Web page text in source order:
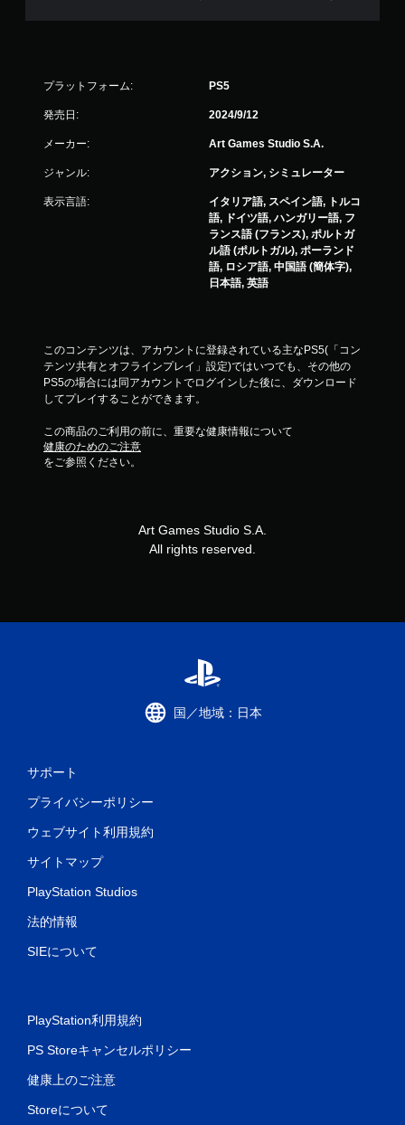
プラットフォーム: PS5
発売日: 2024/9/12
メーカー: Art Games Studio S.A.
ジャンル: アクション, シミュレーター
表示言語:
イタリア語, スペイン語, トルコ
語, ドイツ語, ハンガリー語, フ
ランス語 (フランス), ポルトガ
ル語 (ポルトガル), ポーランド
語, ロシア語, 中国語 (簡体字),
日本語, 英語
このコンテンツは、アカウントに登録されている主なPS5(「コン
テンツ共有とオフラインプレイ」設定)ではいつでも、その他の
PS5の場合には同アカウントでログインした後に、ダウンロード
してプレイすることができます。
この商品のご利用の前に、重要な健康情報について
健康のためのご注意
をご参照ください。
Art Games Studio S.A.
All rights reserved.
国／地域：日本
サポート
プライバシーポリシー
ウェブサイト利用規約
サイトマップ
PlayStation Studios
法的情報
SIEについて
PlayStation利用規約
PS Storeキャンセルポリシー
健康上のご注意
Storeについて